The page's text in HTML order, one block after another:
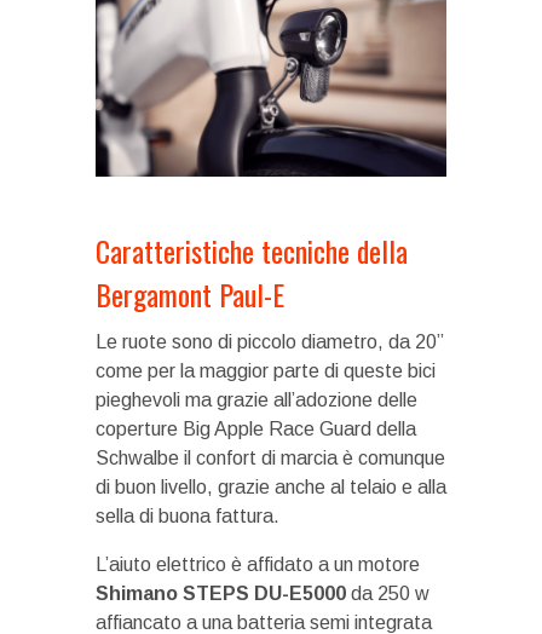
Caratteristiche tecniche della
Bergamont Paul-E
Le ruote sono di piccolo diametro, da 20”
come per la maggior parte di queste bici
pieghevoli ma grazie all’adozione delle
coperture Big Apple Race Guard della
Schwalbe il confort di marcia è comunque
di buon livello, grazie anche al telaio e alla
sella di buona fattura.
L’aiuto elettrico è affidato a un motore
Shimano STEPS DU-E5000 da 250 w
affiancato a una batteria semi integrata